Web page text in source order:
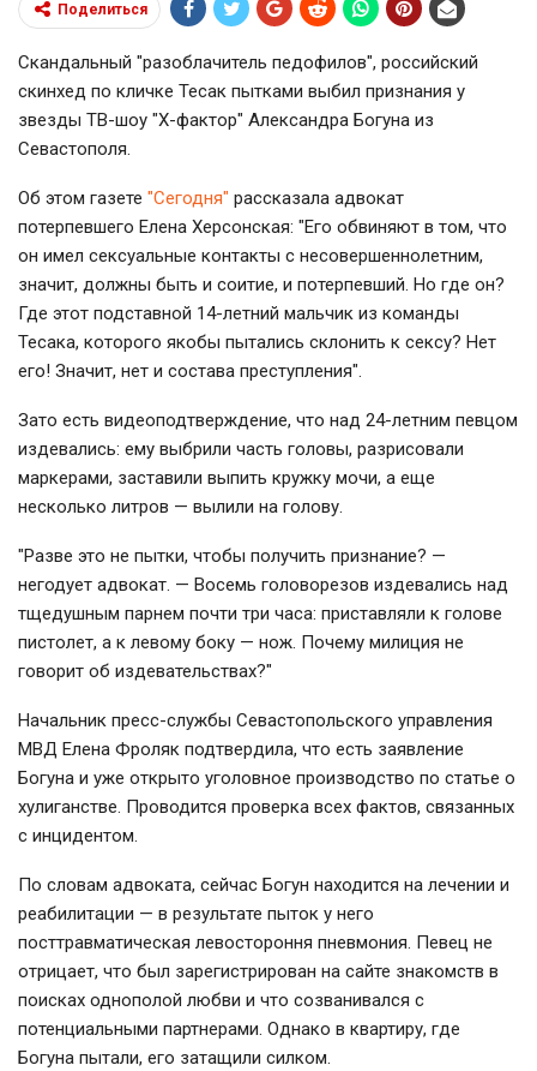
Поделиться
Скандальный "разоблачитель педофилов", российский
скинхед по кличке Тесак пытками выбил признания у
звезды ТВ-шоу "X-фактор" Александра Богуна из
Севастополя.
Об этом газете "Сегодня" рассказала адвокат
потерпевшего Елена Херсонская: "Его обвиняют в том, что
он имел сексуальные контакты с несовершеннолетним,
значит, должны быть и соитие, и потерпевший. Но где он?
Где этот подставной 14-летний мальчик из команды
Тесака, которого якобы пытались склонить к сексу? Нет
его! Значит, нет и состава преступления".
Зато есть видеоподтверждение, что над 24-летним певцом
издевались: ему выбрили часть головы, разрисовали
маркерами, заставили выпить кружку мочи, а еще
несколько литров — вылили на голову.
"Разве это не пытки, чтобы получить признание? —
негодует адвокат. — Восемь головорезов издевались над
тщедушным парнем почти три часа: приставляли к голове
пистолет, а к левому боку — нож. Почему милиция не
говорит об издевательствах?"
Начальник пресс-службы Севастопольского управления
МВД Елена Фроляк подтвердила, что есть заявление
Богуна и уже открыто уголовное производство по статье о
хулиганстве. Проводится проверка всех фактов, связанных
с инцидентом.
По словам адвоката, сейчас Богун находится на лечении и
реабилитации — в результате пыток у него
посттравматическая левостороння пневмония. Певец не
отрицает, что был зарегистрирован на сайте знакомств в
поисках однополой любви и что созванивался с
потенциальными партнерами. Однако в квартиру, где
Богуна пытали, его затащили силком.